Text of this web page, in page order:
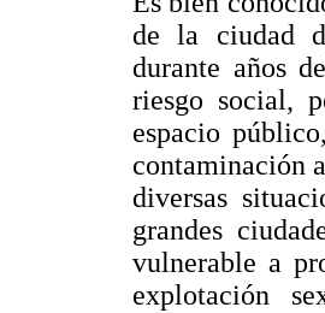
de la ciudad
durante años
riesgo social,
espacio
contaminación
diversas
grandes
vulnerable a
explotación